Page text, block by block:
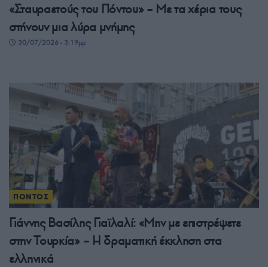
«Σταυραετούς του Πόντου» – Με τα χέρια τους
στήνουν μια λύρα μνήμης
30/07/2026 - 3:19μμ
ΠΟΝΤΟΣ
Γιάννης Βασίλης Γιαϊλαλί: «Μην με επιστρέψετε
στην Τουρκία» – Η δραματική έκκληση στα
ελληνικά